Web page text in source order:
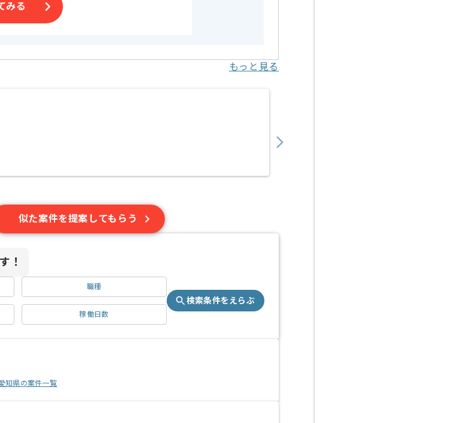
みる
もっと見る
似た案件を提案してもらう
！
職種
稼働日数
検索条件をえらぶ
知県の案件一覧